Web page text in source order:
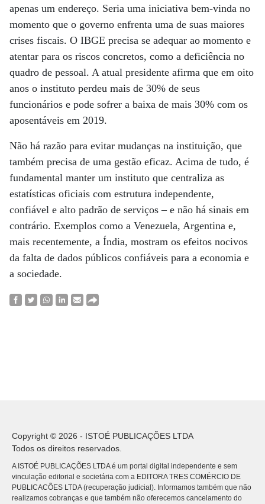
apenas um endereço. Seria uma iniciativa bem-vinda no
momento que o governo enfrenta uma de suas maiores
crises fiscais. O IBGE precisa se adequar ao momento e
atentar para os riscos concretos, como a deficiência no
quadro de pessoal. A atual presidente afirma que em oito
anos o instituto perdeu mais de 30% de seus
funcionários e pode sofrer a baixa de mais 30% com os
aposentáveis em 2019.
Não há razão para evitar mudanças na instituição, que
também precisa de uma gestão eficaz. Acima de tudo, é
fundamental manter um instituto que centraliza as
estatísticas oficiais com estrutura independente,
confiável e alto padrão de serviços – e não há sinais em
contrário. Exemplos como a Venezuela, Argentina e,
mais recentemente, a Índia, mostram os efeitos nocivos
da falta de dados públicos confiáveis para a economia e
a sociedade.
Copyright © 2026 - ISTOÉ PUBLICAÇÕES LTDA
Todos os direitos reservados.
A ISTOÉ PUBLICAÇÕES LTDA é um portal digital independente e sem
vinculação editorial e societária com a EDITORA TRES COMÉRCIO DE
PUBLICACÕES LTDA (recuperação judicial). Informamos também que não
realizamos cobranças e que também não oferecemos cancelamento do